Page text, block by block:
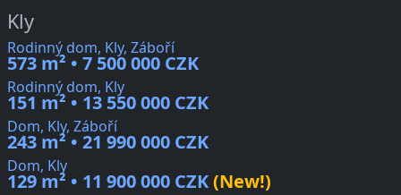
Kly
Rodinný dom, Kly, Záboří
573 m² • 7 500 000 CZK
Rodinný dom, Kly
151 m² • 13 550 000 CZK
Dom, Kly, Záboří
243 m² • 21 990 000 CZK
Dom, Kly
129 m² • 11 900 000 CZK(New!)